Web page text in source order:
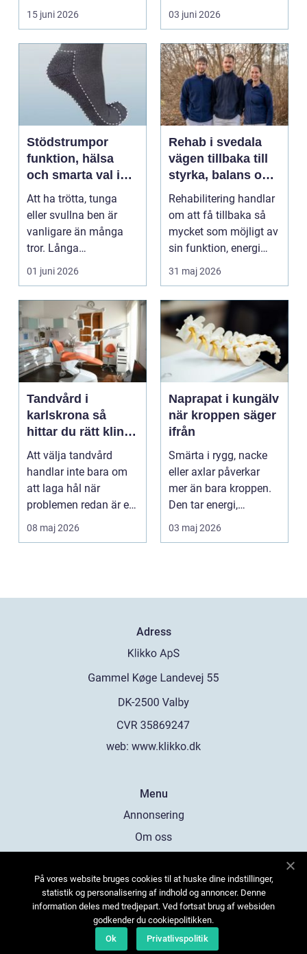
15 juni 2026
massage med
energibas...
03 juni 2026
Stödstrumpor
funktion, hälsa
och smarta val i
vardagen
Att ha trötta, tunga
eller svullna ben är
vanligare än många
tror. Långa
arbetsdagar på hårda
golv, ...
01 juni 2026
Rehab i svedala
vägen tillbaka till
styrka, balans och
vardag
Rehabilitering handlar
om att få tillbaka så
mycket som möjligt av
sin funktion, energi
och trygghet...
31 maj 2026
Tandvård i
karlskrona så
hittar du rätt klinik
för långsiktig
munhälsa
Att välja tandvård
handlar inte bara om
att laga hål när
problemen redan är ett
faktum. Det handlar ...
08 maj 2026
Naprapat i kungälv
när kroppen säger
ifrån
Smärta i rygg, nacke
eller axlar påverkar
mer än bara kroppen.
Den tar energi,
koncentration och
03 maj 2026
Adress
web: www.klikko.dk
Menu
Annonsering
Om oss
Kontakta oss
Sitemap
På vores website bruges cookies til at huske dine indstillinger,
statistik og personalisering af indhold og annoncer. Denne
information deles med tredjepart. Ved fortsat brug af websiden
godkender du cookiepolitikken.
Ok
Privatlivspolitik